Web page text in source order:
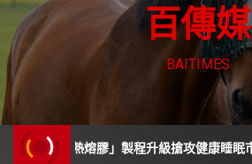
百傳媒
BAITIMES
毒熱熔膠」製程升級搶攻健康睡眠市場